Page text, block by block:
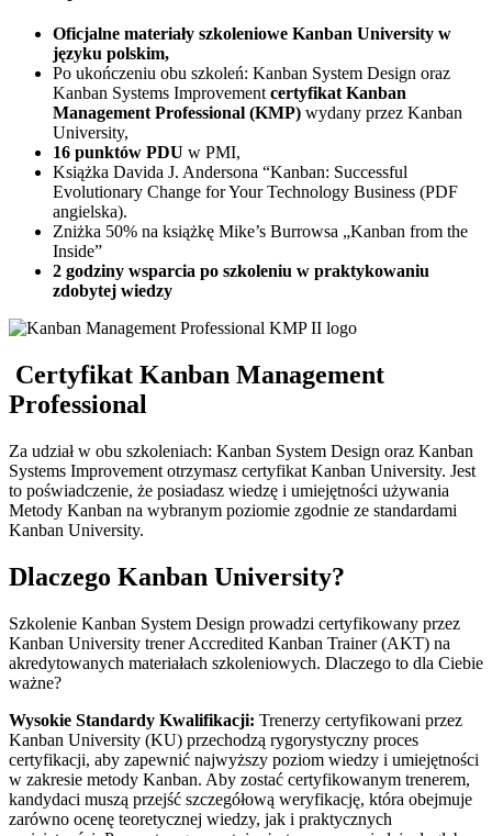
Oficjalne materiały szkoleniowe Kanban University w
języku polskim,
Po ukończeniu obu szkoleń: Kanban System Design oraz
Kanban Systems Improvement certyfikat Kanban
Management Professional (KMP) wydany przez Kanban
University,
16 punktów PDU w PMI,
Książka Davida J. Andersona “Kanban: Successful
Evolutionary Change for Your Technology Business (PDF
angielska).
Zniżka 50% na książkę Mike’s Burrowsa „Kanban from the
Inside”
2 godziny wsparcia po szkoleniu w praktykowaniu
zdobytej wiedzy
Certyfikat Kanban Management
Professional
Za udział w obu szkoleniach: Kanban System Design oraz Kanban
Systems Improvement otrzymasz certyfikat Kanban University. Jest
to poświadczenie, że posiadasz wiedzę i umiejętności używania
Metody Kanban na wybranym poziomie zgodnie ze standardami
Kanban University.
Dlaczego Kanban University?
Szkolenie Kanban System Design prowadzi certyfikowany przez
Kanban University trener Accredited Kanban Trainer (AKT) na
akredytowanych materiałach szkoleniowych. Dlaczego to dla Ciebie
ważne?
Wysokie Standardy Kwalifikacji: Trenerzy certyfikowani przez
Kanban University (KU) przechodzą rygorystyczny proces
certyfikacji, aby zapewnić najwyższy poziom wiedzy i umiejętności
w zakresie metody Kanban. Aby zostać certyfikowanym trenerem,
kandydaci muszą przejść szczegółową weryfikację, która obejmuje
zarówno ocenę teoretycznej wiedzy, jak i praktycznych